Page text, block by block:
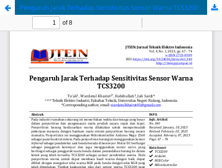
Pengaruh Jarak Terhadap Sensitivitas Sensor Warna TCS3200